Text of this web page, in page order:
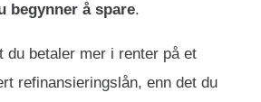
begynner å spare.
du betaler mer i renter på et
refinansieringslån, enn det du